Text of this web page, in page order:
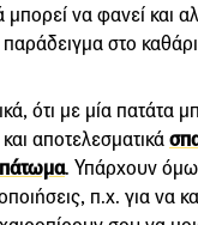
να φανεί και
παράδειγμα στο
ότι με μία πατάτα
αποτελεσματικά
. Υπάρχουν
π.χ. για να